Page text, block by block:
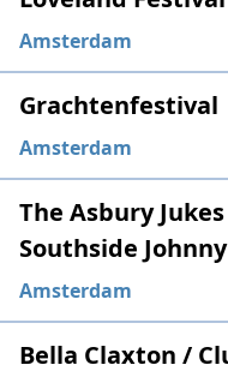
Amsterdam
Grachtenfestival
Amsterdam
The Asbury
Southside
Amsterdam
Bella Claxton /